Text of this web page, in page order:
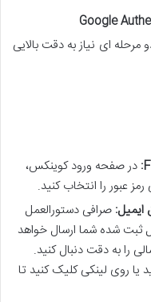
ای نیاز به دقت بالایی
در صفحه ورود کوینکس،
ایمیل: صرافی دستورالعمل
ثبت شده شما ارسال خواهد
را به دقت دنبال کنید.
یا روی لینکی کلیک کنید تا